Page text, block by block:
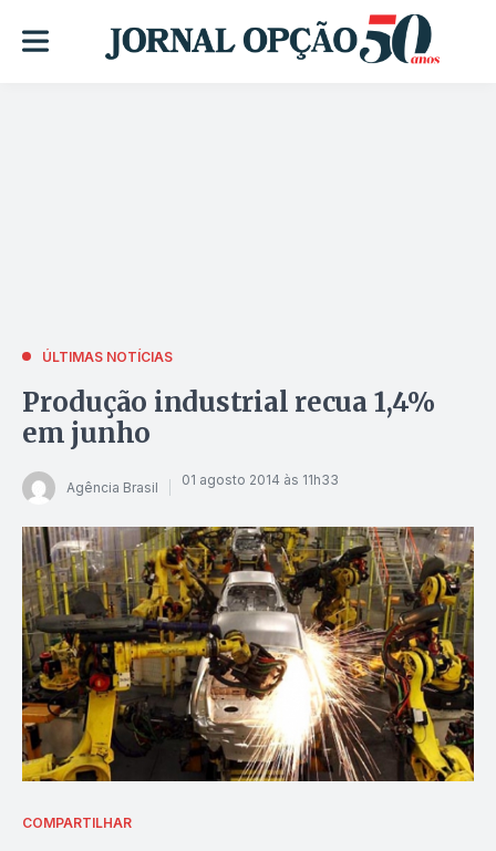
ÚLTIMAS NOTÍCIAS
Produção industrial recua 1,4%
em junho
Agência Brasil 01 agosto 2014 às 11h33
COMPARTILHAR